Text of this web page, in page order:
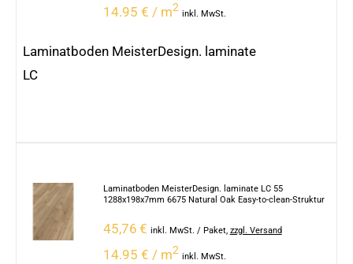
14.95 € / m2
inkl. MwSt.
Laminatboden MeisterDesign. laminate
LC
Laminatboden MeisterDesign. laminate LC 55
1288x198x7mm 6675 Natural Oak Easy-to-clean-Struktur
45,76 € inkl. MwSt. / Paket, zzgl. Versand
14.95 € / m2
inkl. MwSt.